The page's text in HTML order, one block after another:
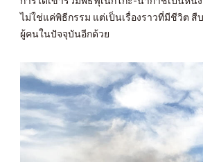
ไม่ใช่แค่พิธีกรรม แต่เป็นเรื่องราวที่มีชีวิต
ผู้คนในปัจจุบันอีกด้วย